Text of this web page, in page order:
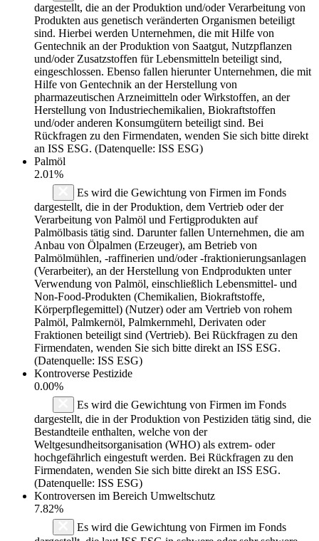
dargestellt, die an der Produktion und/oder Verarbeitung von
Produkten aus genetisch veränderten Organismen beteiligt
sind. Hierbei werden Unternehmen, die mit Hilfe von
Gentechnik an der Produktion von Saatgut, Nutzpflanzen
und/oder Zusatzstoffen für Lebensmitteln beteiligt sind,
eingeschlossen. Ebenso fallen hierunter Unternehmen, die mit
Hilfe von Gentechnik an der Herstellung von
pharmazeutischen Arzneimitteln oder Wirkstoffen, an der
Herstellung von Industriechemikalien, Biokraftstoffen
und/oder anderen Konsumgütern beteiligt sind. Bei
Rückfragen zu den Firmendaten, wenden Sie sich bitte direkt
an ISS ESG. (Datenquelle: ISS ESG)
Palmöl
2.01%
Es wird die Gewichtung von Firmen im Fonds
dargestellt, die in der Produktion, dem Vertrieb oder der
Verarbeitung von Palmöl und Fertigprodukten auf
Palmölbasis tätig sind. Darunter fallen Unternehmen, die am
Anbau von Ölpalmen (Erzeuger), am Betrieb von
Palmölmühlen, -raffinerien und/oder -fraktionierungsanlagen
(Verarbeiter), an der Herstellung von Endprodukten unter
Verwendung von Palmöl, einschließlich Lebensmittel- und
Non-Food-Produkten (Chemikalien, Biokraftstoffe,
Körperpflegemittel) (Nutzer) oder am Vertrieb von rohem
Palmöl, Palmkernöl, Palmkernmehl, Derivaten oder
Fraktionen beteiligt sind (Vertrieb). Bei Rückfragen zu den
Firmendaten, wenden Sie sich bitte direkt an ISS ESG.
(Datenquelle: ISS ESG)
Kontroverse Pestizide
0.00%
Es wird die Gewichtung von Firmen im Fonds
dargestellt, die in der Produktion von Pestiziden tätig sind, die
Bestandteile enthalten, welche von der
Weltgesundheitsorganisation (WHO) als extrem- oder
hochgefährlich eingestuft werden. Bei Rückfragen zu den
Firmendaten, wenden Sie sich bitte direkt an ISS ESG.
(Datenquelle: ISS ESG)
Kontroversen im Bereich Umweltschutz
7.82%
Es wird die Gewichtung von Firmen im Fonds